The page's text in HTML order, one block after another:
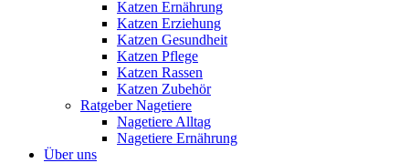
Katzen Ernährung
Katzen Erziehung
Katzen Gesundheit
Katzen Pflege
Katzen Rassen
Katzen Zubehör
Ratgeber Nagetiere
Nagetiere Alltag
Nagetiere Ernährung
Über uns